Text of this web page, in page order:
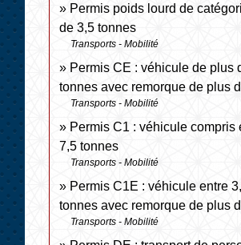
Permis poids lourd de
de 3,5 tonnes
Transports - Mobilité
Permis CE : véhicule de plus
tonnes avec remorque de plus
Transports - Mobilité
Permis C1 : véhicule compris
7,5 tonnes
Transports - Mobilité
Permis C1E : véhicule entre
tonnes avec remorque de plus
Transports - Mobilité